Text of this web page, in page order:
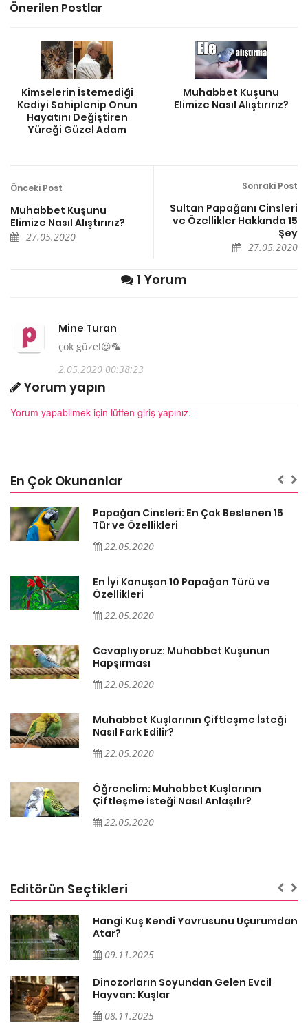
Önerilen Postlar
Kimselerin İstemediği
Kediyi Sahiplenip Onun
Hayatını Değiştiren
Yüreği Güzel Adam
Muhabbet Kuşunu
Elimize Nasıl Alıştırırız?
Önceki Post
Muhabbet Kuşunu
Elimize Nasıl Alıştırırız?
27.05.2020
Sonraki Post
Sultan Papağanı Cinsleri
ve Özellikler Hakkında 15
Şey
27.05.2020
1 Yorum
Mine Turan
çok güzel😍🦜
2.05.2020 00:38:23
Yorum yapın
Yorum yapabilmek için lütfen giriş yapınız.
En Çok Okunanlar
Papağan Cinsleri: En Çok Beslenen 15
Tür ve Özellikleri
22.05.2020
En İyi Konuşan 10 Papağan Türü ve
Özellikleri
22.05.2020
Cevaplıyoruz: Muhabbet Kuşunun
Hapşırması
22.05.2020
Muhabbet Kuşlarının Çiftleşme İsteği
Nasıl Fark Edilir?
22.05.2020
Öğrenelim: Muhabbet Kuşlarının
Çiftleşme İsteği Nasıl Anlaşılır?
22.05.2020
Editörün Seçtikleri
Hangi Kuş Kendi Yavrusunu Uçurumdan
Atar?
09.11.2025
Dinozorların Soyundan Gelen Evcil
Hayvan: Kuşlar
08.11.2025